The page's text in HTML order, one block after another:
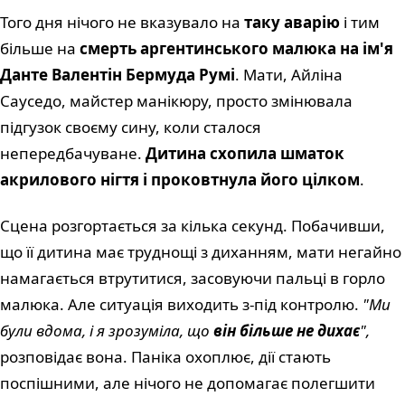
Того дня нічого не вказувало на таку аварію і тим
більше на смерть аргентинського малюка на ім'я
Данте Валентін Бермуда Румі. Мати, Айліна
Сауседо, майстер манікюру, просто змінювала
підгузок своєму сину, коли сталося
непередбачуване. Дитина схопила шматок
акрилового нігтя і проковтнула його цілком.
Сцена розгортається за кілька секунд. Побачивши,
що її дитина має труднощі з диханням, мати негайно
намагається втрутитися, засовуючи пальці в горло
малюка. Але ситуація виходить з-під контролю. "Ми
були вдома, і я зрозуміла, що він більше не дихає",
розповідає вона. Паніка охоплює, дії стають
поспішними, але нічого не допомагає полегшити